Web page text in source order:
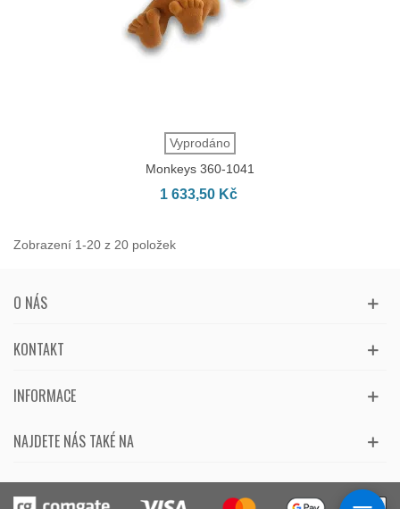
Vyprodáno
Monkeys 360-1041
1 633,50 Kč
Zobrazení 1-20 z 20 položek
O NÁS
KONTAKT
NAJDETE NÁS TAKÉ NA
INFORMACE